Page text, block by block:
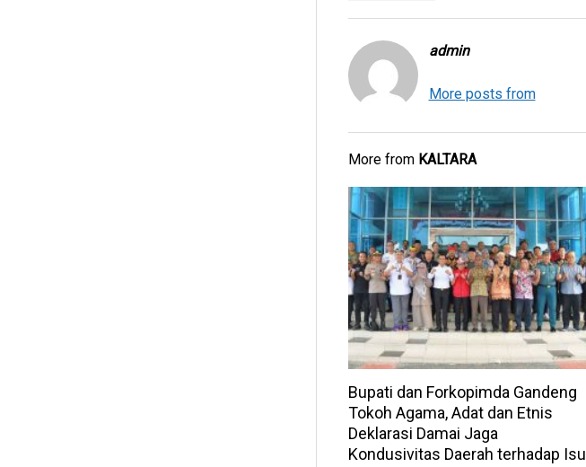
admin
More posts from
More from KALTARA
Bupati dan Forkopimda Gandeng
Tokoh Agama, Adat dan Etnis
Deklarasi Damai Jaga
Kondusivitas Daerah terhadap Isu